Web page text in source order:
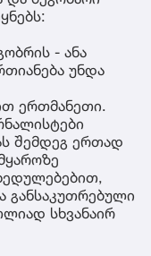
- ანა
უნდა
ერთმანეთი.
შემდეგ ერთად
განსაკუთრებული
სხვანაირ